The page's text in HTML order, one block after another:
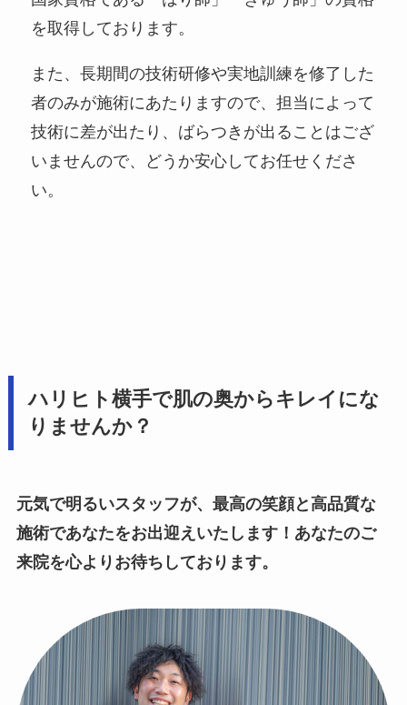
を取得しております。
また、長期間の技術研修や実地訓練を修了した
者のみが施術にあたりますので、担当によって
技術に差が出たり、ばらつきが出ることはござ
いませんので、どうか安心してお任せくださ
い。
ハリヒト横手で肌の奥からキレイにな
りませんか？
元気で明るいスタッフが、最高の笑顔と高品質な
施術であなたをお出迎えいたします！あなたのご
来院を心よりお待ちしております。